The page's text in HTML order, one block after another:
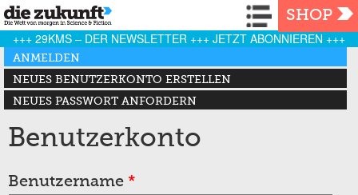
Navigation
SHOP
+++ 29KMS – DER NEWSLETTER +++ JETZT ABONNIEREN +++
Haupt-Reiter
ANMELDEN
(AKTIVER REITER)
NEUES BENUTZERKONTO ERSTELLEN
NEUES PASSWORT ANFORDERN
Benutzerkonto
Benutzername *